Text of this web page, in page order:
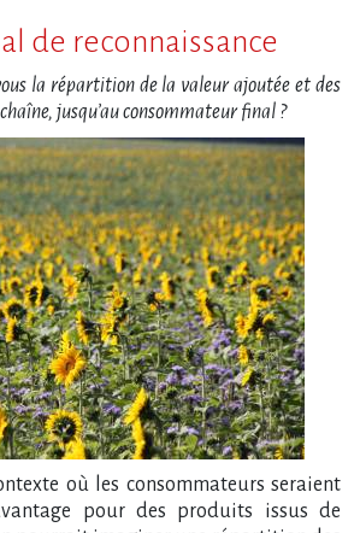
de reconnaissance
la répartition de la valeur ajoutée et des
jusqu’au consommateur final ?
où les consommateurs seraient
pour des produits issus de